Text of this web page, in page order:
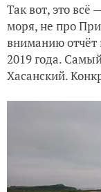
Так вот, это всё
моря, не про
вниманию отчёт
2019 года.
Хасанский.